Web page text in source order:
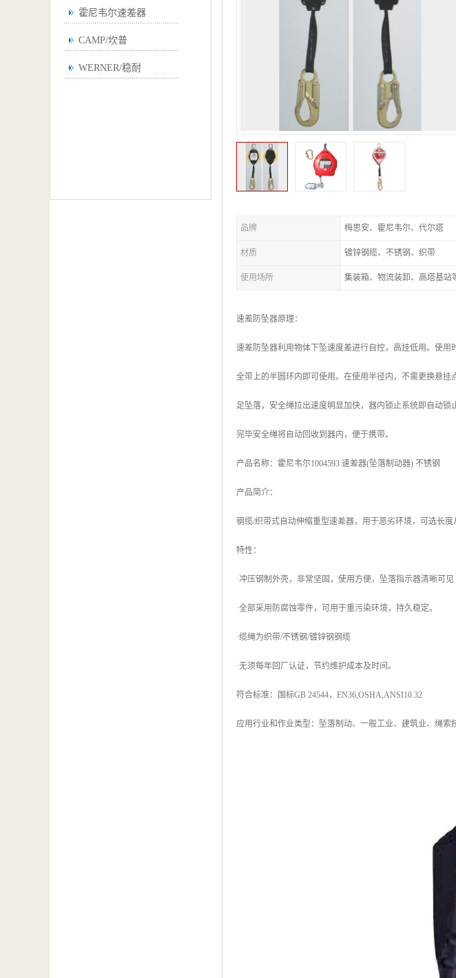
霍尼韦尔速差器
CAMP/坎普
WERNER/稳耐
品牌 梅思安、霍尼韦尔、代尔塔
材质 镀锌钢缆、不锈钢、织带
使用场所 集装箱、物流装卸、高塔基站
速差防坠器原理：
速差防坠器利用物体下坠速度差进行自控，高挂低用。使
全带上的半圆环内即可使用。在使用半径内，不需更换悬
足坠落，安全绳拉出速度明显加快，器内锁止系统即自动
完毕安全绳将自动回收到器内，便于携带。
产品名称：霍尼韦尔1004593 速差器(坠落制动器) 不锈钢
产品简介：
钢缆/织带式自动伸缩重型速差器，用于恶劣环境，可选长度
特性：
·冲压钢制外壳，非常坚固，使用方便，坠落指示器清晰可见
·全部采用防腐蚀零件，可用于重污染环境，持久稳定。
·缆绳为织带/不锈钢/镀锌钢钢缆
·无须每年回厂认证，节约维护成本及时间。
符合标准：国标GB 24544，EN36,OSHA,ANSI10.32
应用行业和作业类型：坠落制动、一般工业、建筑业、绳索